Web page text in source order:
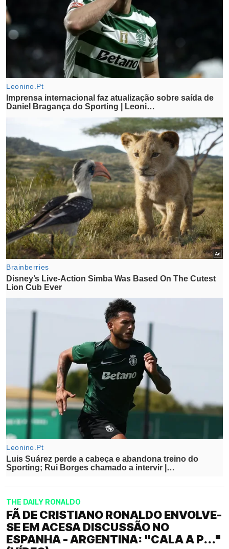
THE DAILY RONALDO
FÃ DE CRISTIANO RONALDO ENVOLVE-
SE EM ACESA DISCUSSÃO NO
ESPANHA - ARGENTINA: "CALA A P..."